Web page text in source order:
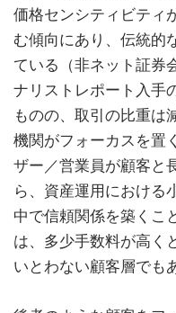
価格センシティビティ
む傾向にあり、伝統的
ている（非ネット証券
ナリストレポート入手
ものの、取引の比重は
機関がフォーカスを置
ザー／営業員が顧客と
ら、資産運用における
中で信頼関係を築くこ
は、多少手数料が高く
いとわない顧客層でも